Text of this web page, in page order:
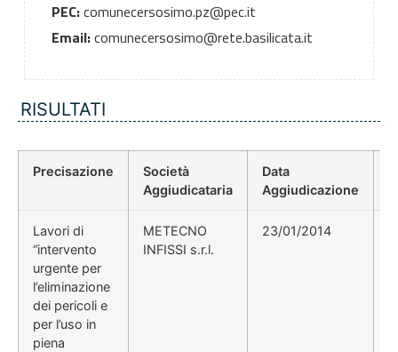
PEC:comunecersosimo.pz@pec.it
Email:comunecersosimo@rete.basilicata.it
RISULTATI
Precisazione
Società
Aggiudicataria
Data
Aggiudicazione
Lavori di
“intervento
urgente per
l’eliminazione
dei pericoli e
per l’uso in
piena
METECNO
INFISSI s.r.l.
23/01/2014